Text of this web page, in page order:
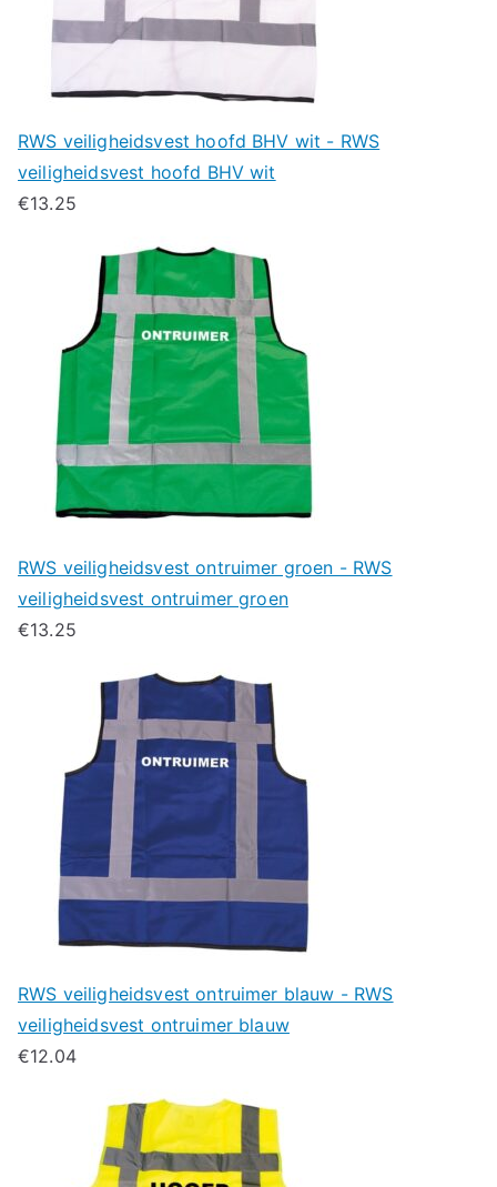
RWS veiligheidsvest hoofd BHV wit - RWS
veiligheidsvest hoofd BHV wit
€13.25
RWS veiligheidsvest ontruimer groen - RWS
veiligheidsvest ontruimer groen
€13.25
RWS veiligheidsvest ontruimer blauw - RWS
veiligheidsvest ontruimer blauw
€12.04